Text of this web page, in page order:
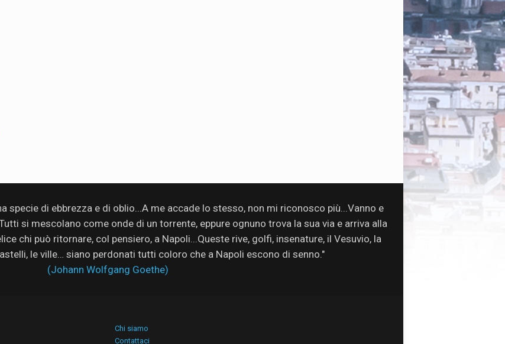
specie di ebbrezza e di oblio...A me accade lo stesso, non mi riconosco più...Vanno e
si mescolano come onde di un torrente, eppure ognuno trova la sua via e arriva alla
chi può ritornare, col pensiero, a Napoli...Queste rive, golfi, insenature, il Vesuvio, la
le ville… siano perdonati tutti coloro che a Napoli escono di senno."
(Johann Wolfgang Goethe)
Chi siamo
Contattaci